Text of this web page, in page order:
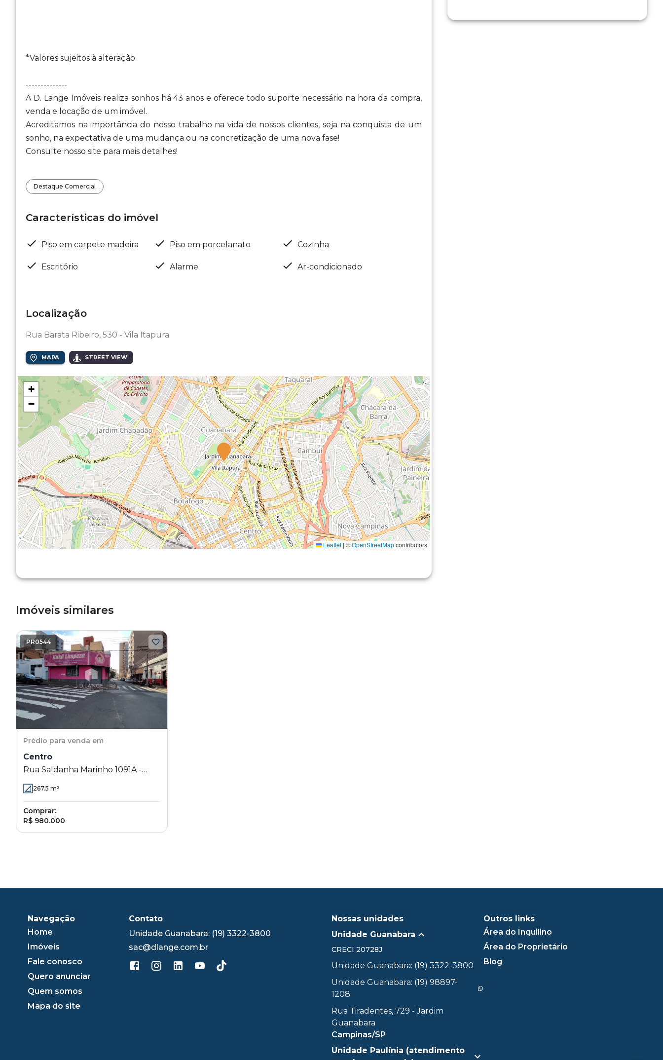
*Valores sujeitos à alteração
--------------
A D. Lange Imóveis realiza sonhos há 43 anos e oferece todo suporte necessário na hora da compra,
venda e locação de um imóvel.
Acreditamos na importância do nosso trabalho na vida de nossos clientes, seja na conquista de um
sonho, na expectativa de uma mudança ou na concretização de uma nova fase!
Consulte nosso site para mais detalhes!
Destaque Comercial
Características do imóvel
Piso em carpete madeira Piso em porcelanato Cozinha
Escritório Alarme Ar-condicionado
Localização
Rua Barata Ribeiro, 530 - Vila Itapura
MAPA STREET VIEW
+
−
Leaflet | ©OpenStreetMapcontributors
Imóveis similares
PR0544
Prédio para venda em
Centro
Rua Saldanha Marinho 1091A -
Centro - Campinas - SP
267.5 m²
Comprar:
R$ 980.000
Navegação
Home
Imóveis
Fale conosco
Quero anunciar
Quem somos
Mapa do site
Contato
Unidade Guanabara: (19) 3322-3800
sac@dlange.com.br
Nossas unidades
Unidade Guanabara
CRECI 20728J
Unidade Guanabara: (19) 3322-3800
Unidade Guanabara: (19) 98897-
1208
Rua Tiradentes, 729 - Jardim
Guanabara
Campinas/SP
Unidade Paulínia (atendimento
Outros links
Área do Inquilino
Área do Proprietário
Blog